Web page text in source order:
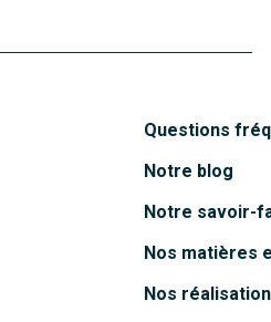
Questions
Notre blog
Notre savoir-
Nos matières
Nos